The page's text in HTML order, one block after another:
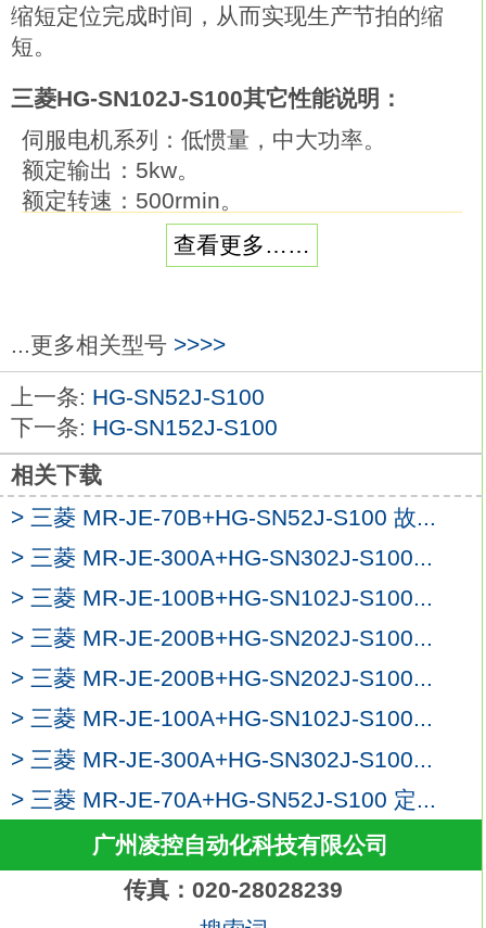
缩短定位完成时间，从而实现生产节拍的缩
短。
三菱HG-SN102J-S100其它性能说明：
伺服电机系列：低惯量，中大功率。
额定输出：5kw。
额定转速：500rmin。
电磁制动器：有。
轴端规格：标准（直轴）。
三菱G-N02J-00。
IP等级：IP67。
应用示例：
、食品加工机械。
2、印刷机。
3、注塑机（KW，5KW）G-N02J-00
4、大型冲压机（KW，5KW）。
F-PF-JP 系列伺服电机的防护等级为IP67
(轴贯通部份除外)。
低惯量中功率伺服电机(0.5kW～9kW)，大
转速: 6000rmin (额定转速: 3000rmin)，
适用于进行高频率定位和加减速的操作，特
别是食品加工机和印刷机三菱G-N02J-00。
低惯量大功率无冷却风扇伺服电机(kW和
5kW)，大转速: 3000rmin (额定转速:
500rmin)。
由于采取了无冷却风扇设计使电机结构更加
紧凑，通过使用电源接头减少了接线
(与同功率的F-LP系列伺服电机相比，体积
查看更多……
...更多相关型号 >>>>
上一条: HG-SN52J-S100
下一条: HG-SN152J-S100
相关下载
> 三菱 MR-JE-70B+HG-SN52J-S100 故...
> 三菱 MR-JE-300A+HG-SN302J-S100...
> 三菱 MR-JE-100B+HG-SN102J-S100...
> 三菱 MR-JE-200B+HG-SN202J-S100...
> 三菱 MR-JE-200B+HG-SN202J-S100...
> 三菱 MR-JE-100A+HG-SN102J-S100...
> 三菱 MR-JE-300A+HG-SN302J-S100...
> 三菱 MR-JE-70A+HG-SN52J-S100 定...
广州凌控自动化科技有限公司
传真：020-28028239